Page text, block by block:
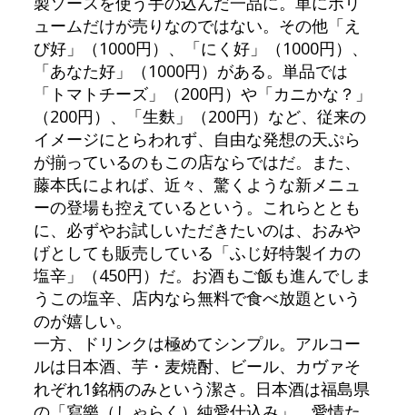
ュームだけが売りなのではない。その他「え
び好」（1000円）、「にく好」（1000円）、
「あなた好」（1000円）がある。単品では
「トマトチーズ」（200円）や「カニかな？」
（200円）、「生麩」（200円）など、従来の
イメージにとらわれず、自由な発想の天ぷら
が揃っているのもこの店ならではだ。また、
藤本氏によれば、近々、驚くような新メニュ
ーの登場も控えているという。これらととも
に、必ずやお試しいただきたいのは、おみや
げとしても販売している「ふじ好特製イカの
塩辛」（450円）だ。お酒もご飯も進んでしま
うこの塩辛、店内なら無料で食べ放題という
のが嬉しい。
一方、ドリンクは極めてシンプル。アルコー
ルは日本酒、芋・麦焼酎、ビール、カヴァそ
れぞれ1銘柄のみという潔さ。日本酒は福島県